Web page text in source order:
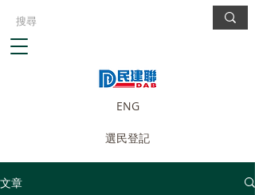
ENG
選民登記
文章